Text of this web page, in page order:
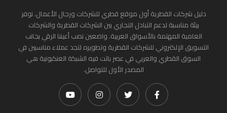
دليل شركات القطرية أول موقع قطري للشركات ورجال الأعمال. نوفر
بيئة مناسبة لدعم التبادل التجاري بين الشركات القطرية والشركات
العامية المهتمة بالأسواق العربية. واضعين نصب أعيننا الرقي بجانب
التسويق الإلكتروني للشركات القطرية وتطويره لتجد عملاء مناسبين في
السوق القطري والعربي في عصر باتت فيه الشبكة العنكبونية هي
المصدر الأول للتواصل.